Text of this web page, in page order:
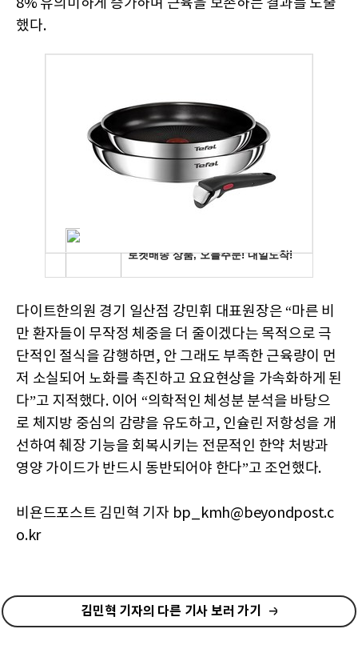
8% 유의미하게 증가하며 근육을 보존하는 결과를 도출
했다.
다이트한의원 경기 일산점 강민휘 대표원장은 “마른 비
만 환자들이 무작정 체중을 더 줄이겠다는 목적으로 극
단적인 절식을 감행하면, 안 그래도 부족한 근육량이 먼
저 소실되어 노화를 촉진하고 요요현상을 가속화하게 된
다”고 지적했다. 이어 “의학적인 체성분 분석을 바탕으
로 체지방 중심의 감량을 유도하고, 인슐린 저항성을 개
선하여 췌장 기능을 회복시키는 전문적인 한약 처방과
영양 가이드가 반드시 동반되어야 한다”고 조언했다.
비욘드포스트 김민혁 기자 bp_kmh@beyondpost.c
o.kr
김민혁 기자의 다른 기사 보러 가기